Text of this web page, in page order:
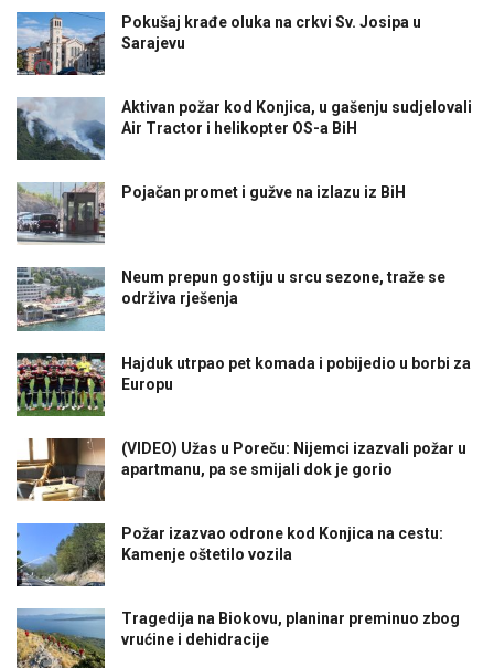
Pokušaj krađe oluka na crkvi Sv. Josipa u
Sarajevu
Aktivan požar kod Konjica, u gašenju sudjelovali
Air Tractor i helikopter OS-a BiH
Pojačan promet i gužve na izlazu iz BiH
Neum prepun gostiju u srcu sezone, traže se
održiva rješenja
Hajduk utrpao pet komada i pobijedio u borbi za
Europu
(VIDEO) Užas u Poreču: Nijemci izazvali požar u
apartmanu, pa se smijali dok je gorio
Požar izazvao odrone kod Konjica na cestu:
Kamenje oštetilo vozila
Tragedija na Biokovu, planinar preminuo zbog
vrućine i dehidracije